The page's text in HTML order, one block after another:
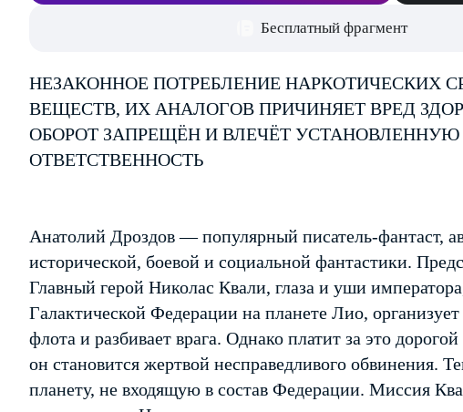
Бесплатный фрагмент
НЕЗАКОННОЕ ПОТРЕБЛЕНИЕ НАРКОТИЧЕСКИХ
ВЕЩЕСТВ, ИХ АНАЛОГОВ ПРИЧИНЯЕТ ВРЕД
ОБОРОТ ЗАПРЕЩЁН И ВЛЕЧЁТ
ОТВЕТСТВЕННОСТЬ
Анатолий Дроздов — популярный писатель-фантаст,
исторической, боевой и социальной фантастики.
Главный герой Николас Квали, глаза и уши
Галактической Федерации на планете Лио,
флота и разбивает врага. Однако платит за это
он становится жертвой несправедливого обвинения.
планету, не входящую в состав Федерации. Миссия